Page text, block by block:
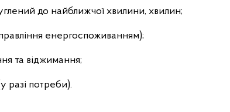
до найближчої хвилини, хвилин;
енергоспоживанням);
та віджимання;
разі потреби).